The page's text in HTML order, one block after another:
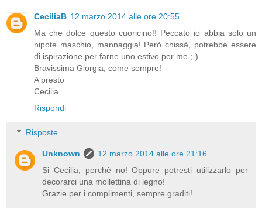
CeciliaB 12 marzo 2014 alle ore 20:55
Ma che dolce questo cuoricino!! Peccato io abbia solo un
nipote maschio, mannaggia! Però chissà, potrebbe essere
di ispirazione per farne uno estivo per me ;-)
Bravissima Giorgia, come sempre!
A presto
Cecilia
Rispondi
Risposte
Unknown
12 marzo 2014 alle ore 21:16
Si Cecilia, perchè no! Oppure potresti utilizzarlo per
decorarci una mollettina di legno!
Grazie per i complimenti, sempre graditi!